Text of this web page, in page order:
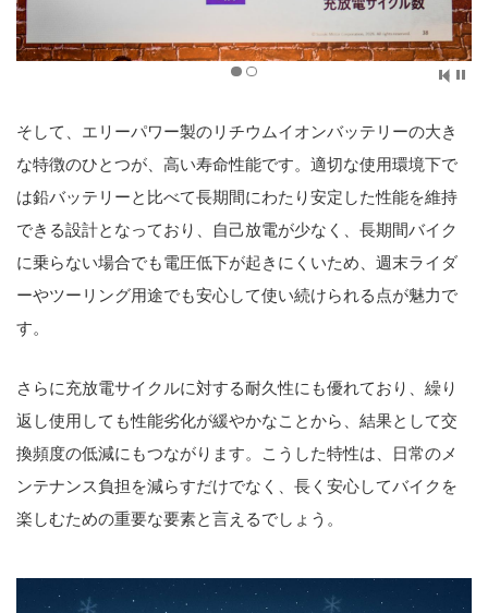
そして、エリーパワー製のリチウムイオンバッテリーの大き
な特徴のひとつが、高い寿命性能です。適切な使用環境下で
は鉛バッテリーと比べて長期間にわたり安定した性能を維持
できる設計となっており、自己放電が少なく、長期間バイク
に乗らない場合でも電圧低下が起きにくいため、週末ライダ
ーやツーリング用途でも安心して使い続けられる点が魅力で
す。
さらに充放電サイクルに対する耐久性にも優れており、繰り
返し使用しても性能劣化が緩やかなことから、結果として交
換頻度の低減にもつながります。こうした特性は、日常のメ
ンテナンス負担を減らすだけでなく、長く安心してバイクを
楽しむための重要な要素と言えるでしょう。